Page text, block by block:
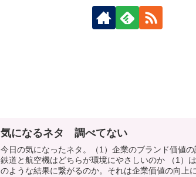
気になるネタ 調べてない
今日の気になったネタ。（1）企業のブランド価値
鉄道と航空機はどちらが環境にやさしいのか （1）
のような結果に繋がるのか。それは企業価値の向上